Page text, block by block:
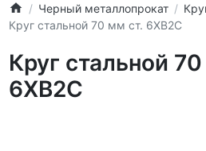
Черный металлопрокат
Круг стальной 70 мм ст. 6ХВ2С
Круг стальной
6ХВ2С